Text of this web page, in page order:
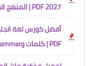
2027 PDF | المنهج الجديد الرسمي
PDF | كلمات وGrammar وWriting وReading وTranslation